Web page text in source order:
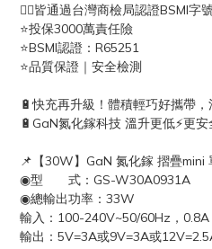
👍🏻皆通過台灣商檢局認證BSMI字號
⭐投保3000萬責任險
⭐BSMI認證：R65251
⭐品質保證｜安全檢測
🔋快充再升級！體積輕巧好攜帶
🔋GaN氮化鎵科技 溫升更低⚡️更安
📌【30W】GaN 氮化鎵 摺疊mini
◉型　　式：GS-W30A0931A
◉總輸出功率：33W
輸入：100-240V~50/60Hz，
輸出：5V=3A或9V=3A或